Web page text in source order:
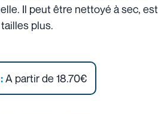
Il peut être nettoyé à sec, est
plus.
A partir de 18.70€